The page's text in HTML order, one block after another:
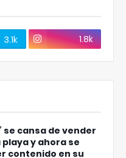
3.1k 1.8k
se cansa de vender
y ahora se
contenido en su